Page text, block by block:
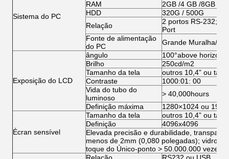
Sistema do PC
RAM
2GB /4 GB /8GB
HDD
320G / 500G
Relação
2 portos RS-232; 1
Port
Fonte de alimentação
do PC
Grande Muralha/
Exposição do LCD
ângulo
100°above
Brilho
250cd/m2
Tamanho da tela
outros 10,4” ou
Contraste
1000:01: 00
Vida do tubo do
luminoso
> 40,000hours
Definição máxima
1280×1024 ou
Écran sensível
Tamanho da tela
outros 10,4” ou
Definição
4096x4096
Elevada precisão e durabilidade,
menos de 2mm (0,080 polegadas); vidro
toque do Único-ponto > 50.000.000 vezes